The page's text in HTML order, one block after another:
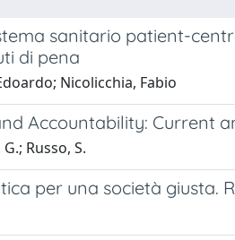
sanitario patient-
di pena
Nicolicchia, Fabio
Accountability: Current
Russo, S.
per una società giusta.